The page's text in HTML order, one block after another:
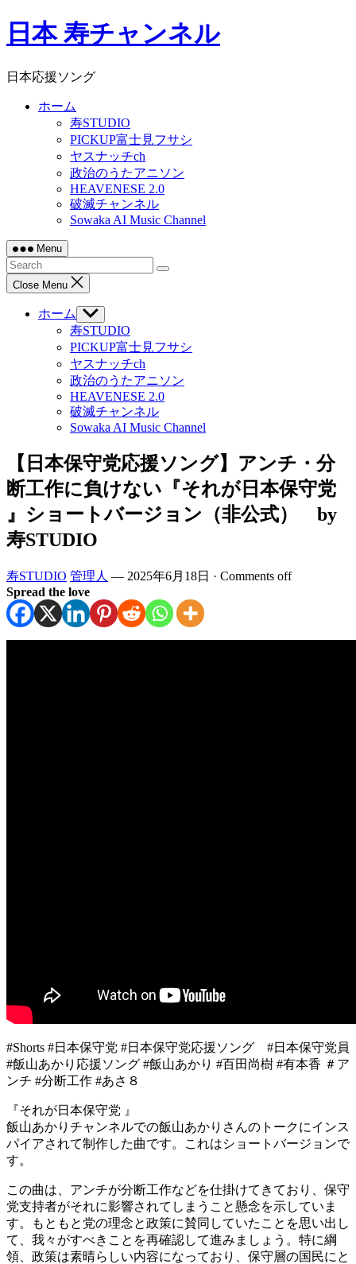
Skip
to日本 寿チャンネル
日本応援ソング
ホーム
寿STUDIO
PICKUP富士見フサシ
ヤスナッチch
政治のうたアニソン
HEAVENESE 2.0
破滅チャンネル
Sowaka AI Music Channel
Menu
Close Menu
ホーム
Show
sub
menu
寿STUDIO
PICKUP富士見フサシ
ヤスナッチch
政治のうたアニソン
HEAVENESE 2.0
破滅チャンネル
Sowaka AI Music Channel
【日本保守党応援ソング】アンチ・分
断工作に負けない『それが日本保守党
』ショートバージョン（非公式） by
寿STUDIO
寿STUDIO 管理人 — 2025年6月18日 · Comments off
Spread the love
#Shorts #日本保守党 #日本保守党応援ソング #日本保守党員
#飯山あかり応援ソング #飯山あかり #百田尚樹 #有本香 ＃ア
ンチ #分断工作 #あさ８
『それが日本保守党 』
飯山あかりチャンネルでの飯山あかりさんのトークにインス
パイアされて制作した曲です。これはショートバージョンで
す。
この曲は、アンチが分断工作などを仕掛けてきており、保守
党支持者がそれに影響されてしまうこと懸念を示していま
す。もともと党の理念と政策に賛同していたことを思い出し
て、我々がすべきことを再確認して進みましょう。特に綱
領、政策は素晴らしい内容になっており、保守層の国民にと